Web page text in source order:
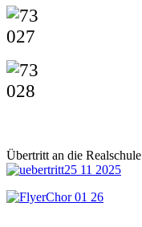
Übertritt an die Realschule